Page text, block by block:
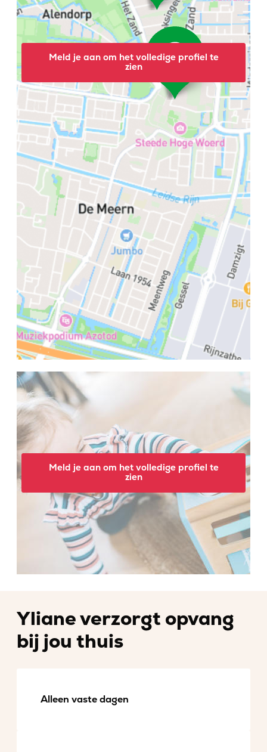
Meld je aan om het volledige profiel te
zien
Meld je aan om het volledige profiel te
zien
Yliane verzorgt opvang
bij jou thuis
Alleen vaste dagen